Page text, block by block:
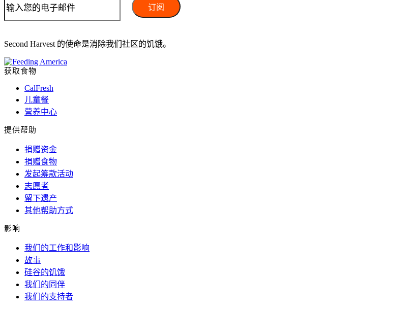
Second Harvest 的使命是消除我们社区的饥饿。
获取食物
CalFresh
儿童餐
营养中心
提供帮助
捐赠资金
捐赠食物
发起筹款活动
志愿者
留下遗产
其他帮助方式
影响
我们的工作和影响
故事
硅谷的饥饿
我们的同伴
我们的支持者